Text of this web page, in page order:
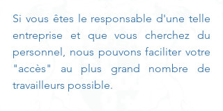
Si vous êtes le responsable d'une telle
entreprise et que vous cherchez du
personnel, nous pouvons faciliter votre
"accès" au plus grand nombre de
travailleurs possible.